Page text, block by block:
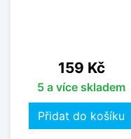
Cena
159 Kč
5 a více skladem
Přidat do košíku